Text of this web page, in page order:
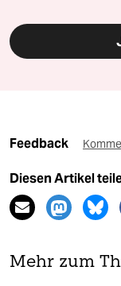
Feedback
Diesen Artikel
Mehr zum